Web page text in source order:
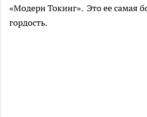
«Модерн Токинг». Это ее самая
гордость.